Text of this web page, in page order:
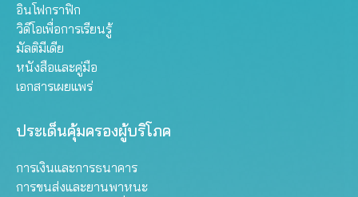
อินโฟกราฟิก
วิดีโอเพื่อการเรียนรู้
มัลติมีเดีย
หนังสือและคู่มือ
เอกสารเผยแพร่
ประเด็นคุ้มครองผู้บริโภค
การเงินและการธนาคาร
การขนส่งและยานพาหนะ